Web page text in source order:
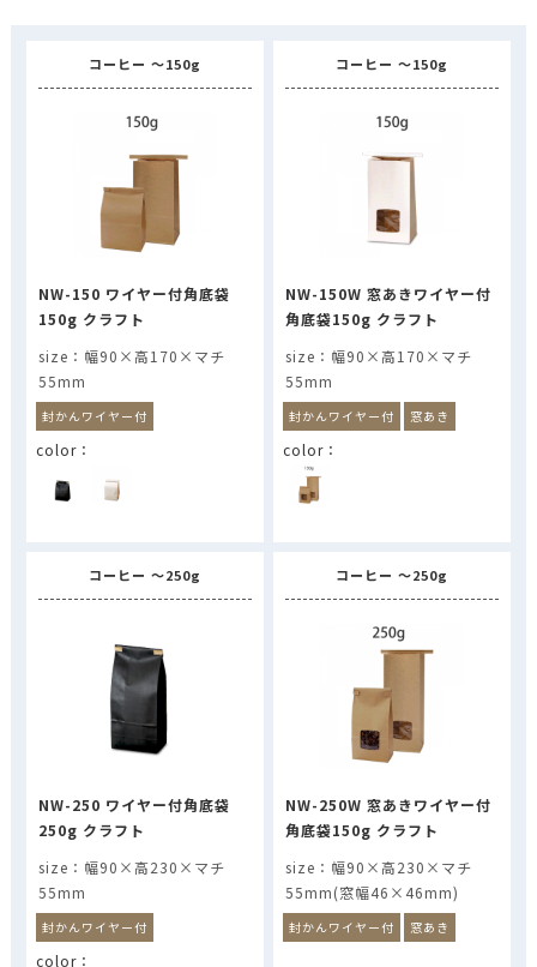
コーヒー ～150g
NW-150 ワイヤー付角底袋
150g クラフト
幅90×高170×マチ
55mm
封かんワイヤー付
コーヒー ～150g
NW-150W 窓あきワイヤー付
角底袋150g クラフト
幅90×高170×マチ
55mm
封かんワイヤー付 窓あき
コーヒー ～250g
NW-250 ワイヤー付角底袋
250g クラフト
幅90×高230×マチ
55mm
封かんワイヤー付
コーヒー ～250g
NW-250W 窓あきワイヤー付
角底袋150g クラフト
幅90×高230×マチ
55mm(窓幅46×46mm)
封かんワイヤー付 窓あき